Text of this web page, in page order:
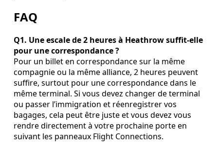
FAQ
Q1. Une escale de 2 heures à Heathrow suffit‑elle
pour une correspondance ?
Pour un billet en correspondance sur la même
compagnie ou la même alliance, 2 heures peuvent
suffire, surtout pour une correspondance dans le
même terminal. Si vous devez changer de terminal
ou passer l’immigration et réenregistrer vos
bagages, cela peut être juste et vous devez vous
rendre directement à votre prochaine porte en
suivant les panneaux Flight Connections.